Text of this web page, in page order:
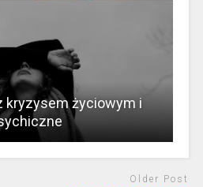
kryzysem życiowym i
Older Post